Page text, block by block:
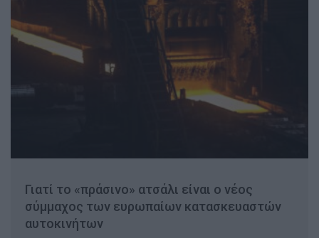
Γιατί το «πράσινο» ατσάλι είναι ο νέος
σύμμαχος των ευρωπαίων κατασκευαστών
αυτοκινήτων